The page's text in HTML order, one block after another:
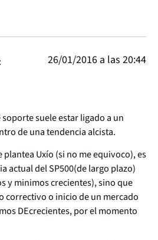
26/01/2016 a las 20:44
suele estar ligado a un
de una tendencia alcista.
plantea Uxío (si no me equivoco), es
actual del SP500(de largo plazo)
y minimos crecientes), sino que
correctivo o inicio de un mercado
DEcrecientes, por el momento